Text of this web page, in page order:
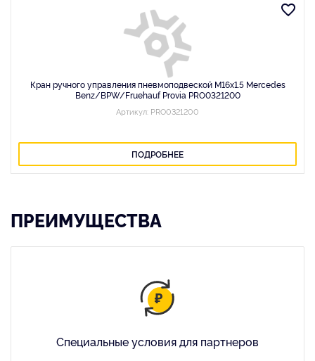
Кран ручного управления пневмоподвеской М16x1.5 Mercedes
Benz/BPW/Fruehauf Provia PRO0321200
Артикул: PRO0321200
ПОДРОБНЕЕ
ПРЕИМУЩЕСТВА
Специальные условия для партнеров